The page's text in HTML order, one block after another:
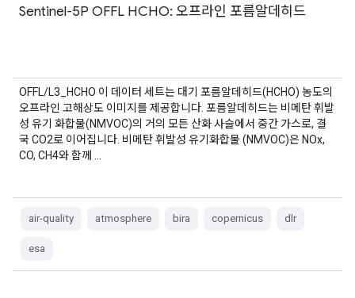
Sentinel-5P OFFL HCHO: 오프라인 포름알데히드
OFFL/L3_HCHO 이 데이터 세트는 대기 포름알데히드(HCHO) 농도의
오프라인 고해상도 이미지를 제공합니다. 포름알데히드는 비메탄 휘발
성 유기 화합물(NMVOC)의 거의 모든 산화 사슬에서 중간 가스로, 결
국 CO2로 이어집니다. 비메탄 휘발성 유기화합물 (NMVOC)은 NOx,
CO, CH4와 함께 …
air-quality atmosphere bira copernicus dlr
esa